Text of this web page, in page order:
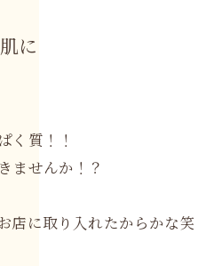
に
く質！！
ませんか！？
店に取り入れたからかな笑